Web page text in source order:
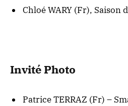
Chloé WARY (Fr), Saison
Invité Photo
Patrice TERRAZ (Fr) –